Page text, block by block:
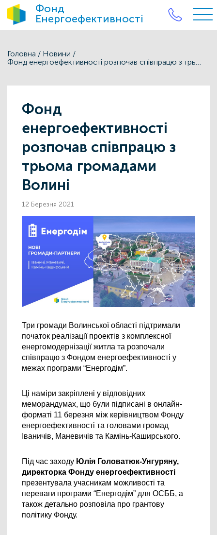
Фонд
Енергоефективності
Головна / Новини /
Фонд енергоефективності розпочав співпрацю з трьома громадами Волині
Фонд
енергоефективності
розпочав співпрацю з
трьома громадами
Волині
12 Березня 2021
Три громади Волинської області підтримали
початок реалізації проектів з комплексної
енергомодернізації житла та розпочали
співпрацю з Фондом енергоефективності у
межах програми “Енергодім”.
Ці наміри закріплені у відповідних
меморандумах, що були підписані в онлайн-
форматі 11 березня між керівництвом Фонду
енергоефективності та головами громад
Іваничів, Маневичів та Камінь-Каширського.
Під час заходу Юлія Головатюк-Унгуряну,
презентувала учасникам можливості та
переваги програми “Енергодім” для ОСББ, а
також детально розповіла про грантову
політику Фонду.